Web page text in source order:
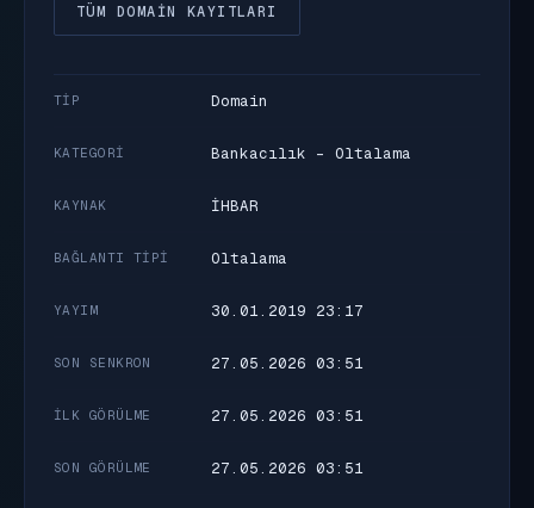
TÜM DOMAIN KAYITLARI
TIP Domain
KATEGORI Bankacılık - Oltalama
KAYNAK İHBAR
BAĞLANTI TIPI Oltalama
YAYIM 30.01.2019 23:17
SON SENKRON 27.05.2026 03:51
İLK GÖRÜLME 27.05.2026 03:51
SON GÖRÜLME 27.05.2026 03:51